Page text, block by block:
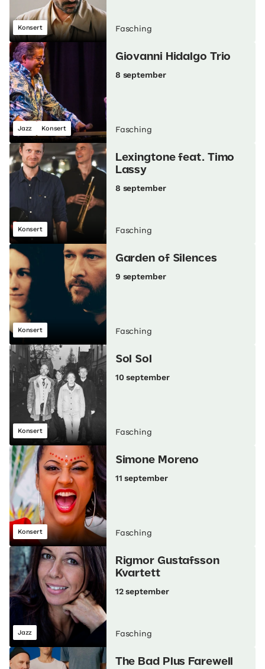
Konsert Fasching
Jazz Konsert
Giovanni Hidalgo Trio
8 september
Fasching
Konsert
Lexingtone feat. Timo
Lassy
8 september
Fasching
Konsert
Garden of Silences
9 september
Fasching
Konsert
Sol Sol
10 september
Fasching
Konsert
Simone Moreno
11 september
Fasching
Jazz
Rigmor Gustafsson
Kvartett
12 september
Fasching
The Bad Plus Farewell